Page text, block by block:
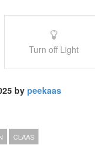
Turn off Light
by peekaas
CLAAS